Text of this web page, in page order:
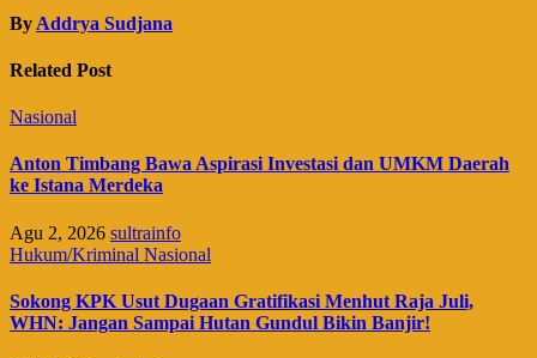
By Addrya Sudjana
Related Post
Nasional
Anton Timbang Bawa Aspirasi Investasi dan UMKM Daerah
ke Istana Merdeka
Agu 2, 2026 sultrainfo
Hukum/Kriminal Nasional
Sokong KPK Usut Dugaan Gratifikasi Menhut Raja Juli,
WHN: Jangan Sampai Hutan Gundul Bikin Banjir!